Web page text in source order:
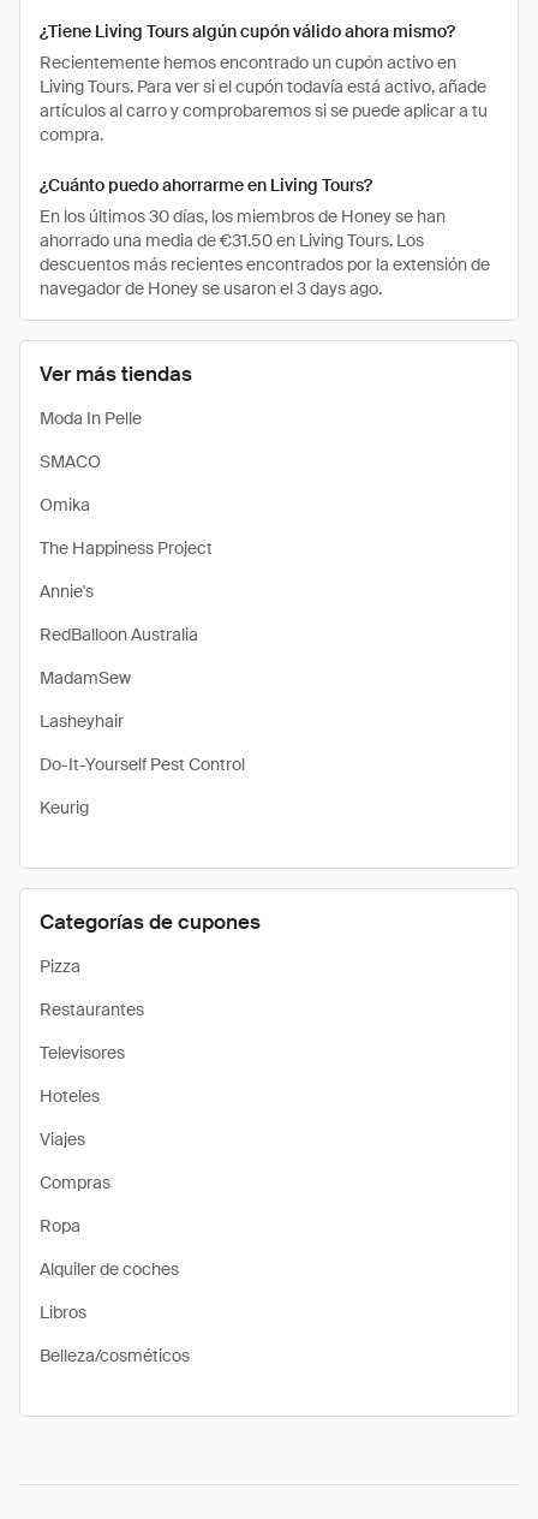
Ver más tiendas
Moda In Pelle
SMACO
Omika
The Happiness Project
Annie's
RedBalloon Australia
MadamSew
Lasheyhair
Do-It-Yourself Pest Control
Keurig
Categorías de cupones
Pizza
Restaurantes
Televisores
Hoteles
Viajes
Compras
Ropa
Alquiler de coches
Libros
Belleza/cosméticos
¿Tiene Living Tours algún cupón válido ahora mismo?
Recientemente hemos encontrado un cupón activo en
Living Tours. Para ver si el cupón todavía está activo, añade
artículos al carro y comprobaremos si se puede aplicar a tu
compra.
¿Cuánto puedo ahorrarme en Living Tours?
En los últimos 30 días, los miembros de Honey se han
ahorrado una media de €31.50 en Living Tours. Los
descuentos más recientes encontrados por la extensión de
navegador de Honey se usaron el 3 days ago.